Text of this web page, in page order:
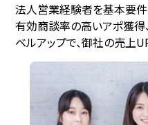
法人営業経験者を基本要件
有効商談率の高いアポ獲得
ベルアップで、御社の売上